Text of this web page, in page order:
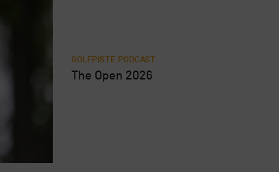
GOLFPISTE PODCAST
The Open 2026